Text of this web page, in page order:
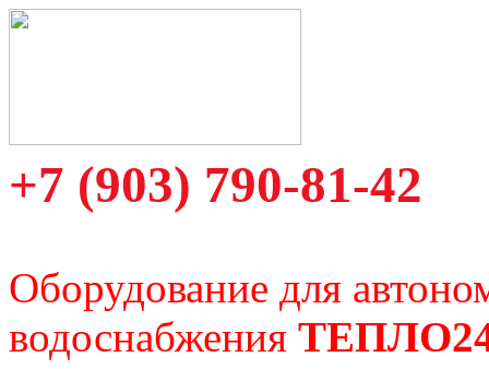
+7 (903) 790-81-42
Оборудование для
водоснабжения